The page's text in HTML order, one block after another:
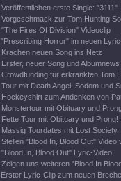
Veröffentlichen erste Single: "3111"
Vorgeschmack zur Tom Hunting
"The Fires Of Division" Videoclip
"Prescribing Horror" im neuen
Krachen neuen Song ins Netz
Erster, neuer Song und Albumnews
Crowdfunding für erkrankten Tom
Tour mit Death Angel, Sodom und
Hockeyshirt zum Andenken von
Monstertour mit Obituary und
Fette Tour mit Obituary und Prong!
Massig Tourdates mit Lost Society.
Stellen "Blood In, Blood Out" Video
"Blood In, Blood Out" Lyric-Video.
Zeigen uns weiteren "Blood In
Erster Lyric-Clip zum neuen